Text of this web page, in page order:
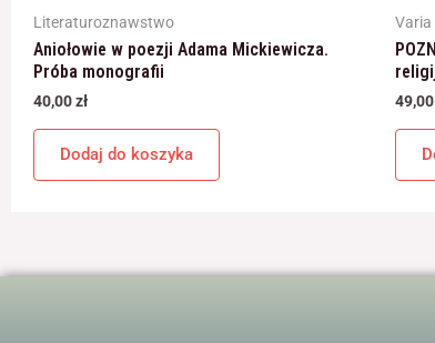
Literaturoznawstwo
Aniołowie w poezji Adama Mickiewicza.
Próba monografii
40,00zł
Dodaj do koszyka
Varia
49,00